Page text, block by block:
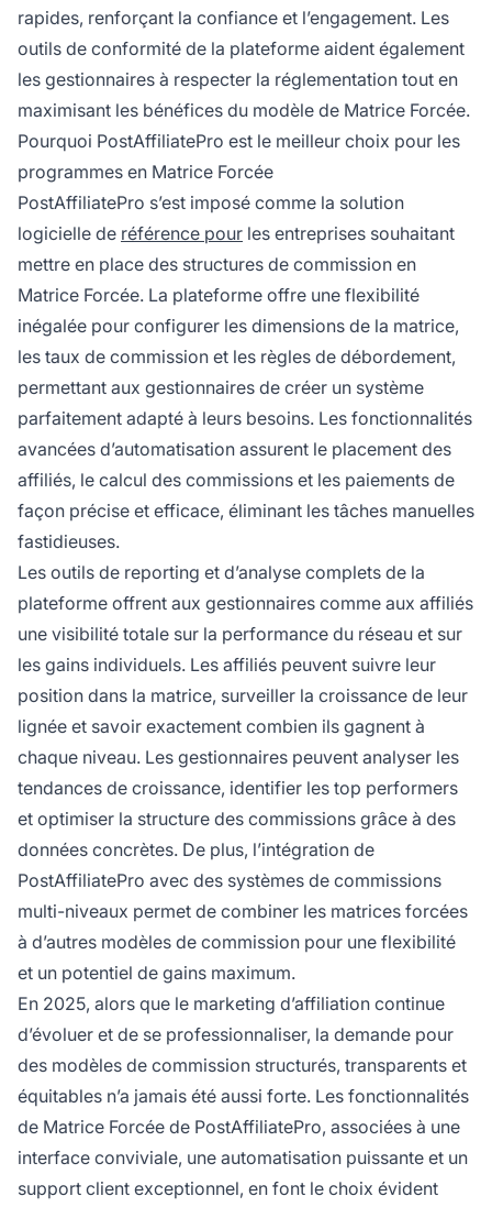
rapides, renforçant la confiance et l’engagement. Les
outils de conformité de la plateforme aident également
les gestionnaires à respecter la réglementation tout en
maximisant les bénéfices du modèle de Matrice Forcée.
Pourquoi PostAffiliatePro est le meilleur choix pour les
programmes en Matrice Forcée
PostAffiliatePro s’est imposé comme la solution
logicielle de référence pour les entreprises souhaitant
mettre en place des structures de commission en
Matrice Forcée. La plateforme offre une flexibilité
inégalée pour configurer les dimensions de la matrice,
les taux de commission et les règles de débordement,
permettant aux gestionnaires de créer un système
parfaitement adapté à leurs besoins. Les fonctionnalités
avancées d’automatisation assurent le placement des
affiliés, le calcul des commissions et les paiements de
façon précise et efficace, éliminant les tâches manuelles
fastidieuses.
Les outils de reporting et d’analyse complets de la
plateforme offrent aux gestionnaires comme aux affiliés
une visibilité totale sur la performance du réseau et sur
les gains individuels. Les affiliés peuvent suivre leur
position dans la matrice, surveiller la croissance de leur
lignée et savoir exactement combien ils gagnent à
chaque niveau. Les gestionnaires peuvent analyser les
tendances de croissance, identifier les top performers
et optimiser la structure des commissions grâce à des
données concrètes. De plus, l’intégration de
PostAffiliatePro avec des systèmes de commissions
multi-niveaux permet de combiner les matrices forcées
à d’autres modèles de commission pour une flexibilité
et un potentiel de gains maximum.
En 2025, alors que le marketing d’affiliation continue
d’évoluer et de se professionnaliser, la demande pour
des modèles de commission structurés, transparents et
équitables n’a jamais été aussi forte. Les fonctionnalités
de Matrice Forcée de PostAffiliatePro, associées à une
interface conviviale, une automatisation puissante et un
support client exceptionnel, en font le choix évident